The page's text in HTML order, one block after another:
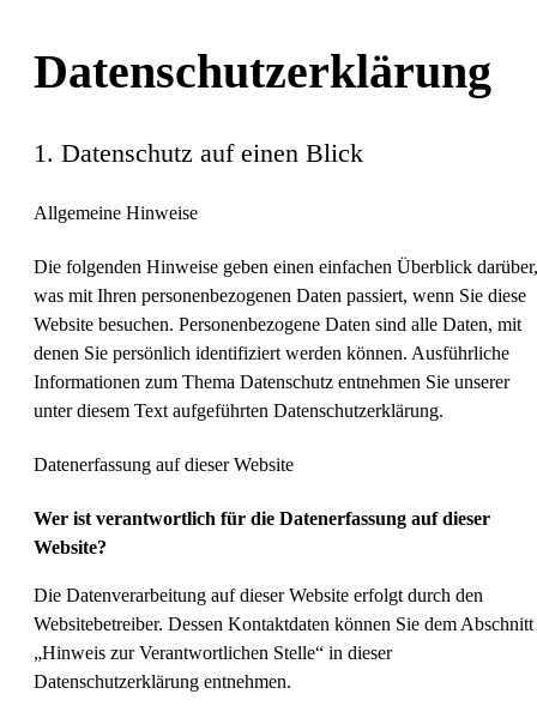
Datenschutz­erklärung
1. Datenschutz auf einen Blick
Allgemeine Hinweise
Die folgenden Hinweise geben einen einfachen Überblick darüber,
was mit Ihren personenbezogenen Daten passiert, wenn Sie diese
Website besuchen. Personenbezogene Daten sind alle Daten, mit
denen Sie persönlich identifiziert werden können. Ausführliche
Informationen zum Thema Datenschutz entnehmen Sie unserer
unter diesem Text aufgeführten Datenschutzerklärung.
Datenerfassung auf dieser Website
Wer ist verantwortlich für die Datenerfassung auf dieser
Website?
Die Datenverarbeitung auf dieser Website erfolgt durch den
Websitebetreiber. Dessen Kontaktdaten können Sie dem Abschnitt
„Hinweis zur Verantwortlichen Stelle“ in dieser
Datenschutzerklärung entnehmen.